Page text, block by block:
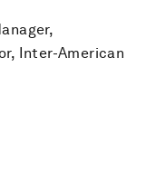
Inter-American